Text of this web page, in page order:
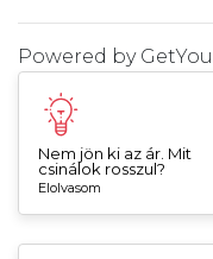
Powered by
Nem jön ki az ár. Mit
csinálok rosszul?
Elolvasom